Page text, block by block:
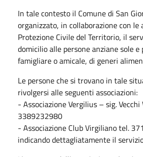
In tale contesto il Comune di San
organizzato, in collaborazione con le
Protezione Civile del Territorio, il
domicilio alle persone anziane sole
famigliare o amicale, di generi
Le persone che si trovano in tale
rivolgersi alle seguenti associazioni:
- Associazione Vergilius – sig.
3389232980
- Associazione Club Virgiliano tel.
indicando dettagliatamente il